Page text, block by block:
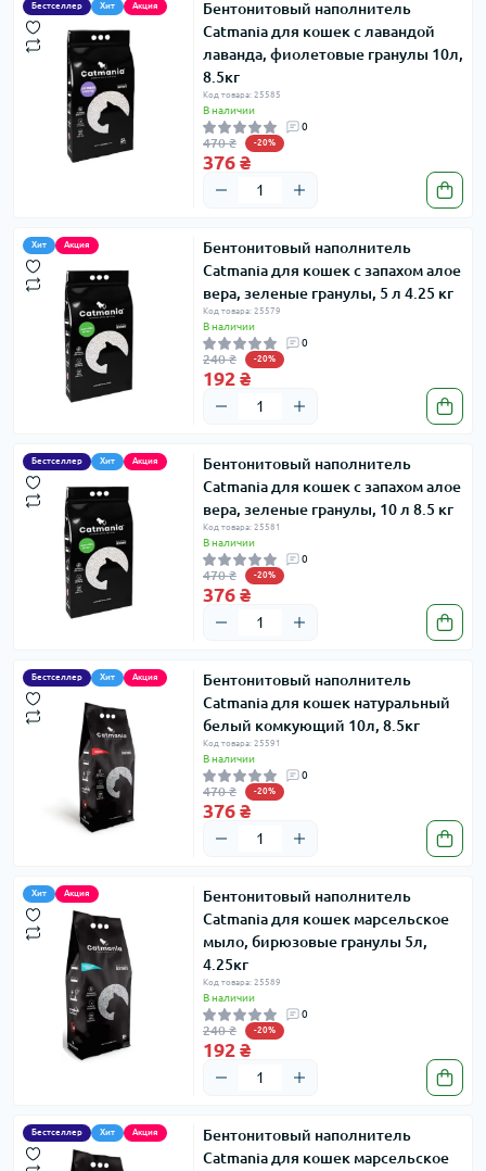
Бестселлер Хит Акция
Бентонитовый наполнитель
Catmania для кошек с лавандой
лаванда, фиолетовые гранулы 10л,
8.5кг
Код товара: 25585
В наличии
0
470 ₴ -20%
376 ₴
Хит Акция
Бентонитовый наполнитель
Catmania для кошек с запахом алое
вера, зеленые гранулы, 5 л 4.25 кг
Код товара: 25579
В наличии
0
240 ₴ -20%
192 ₴
Бестселлер Хит Акция
Бентонитовый наполнитель
Catmania для кошек с запахом алое
вера, зеленые гранулы, 10 л 8.5 кг
Код товара: 25581
В наличии
0
470 ₴ -20%
376 ₴
Бестселлер Хит Акция
Бентонитовый наполнитель
Catmania для кошек натуральный
белый комкующий 10л, 8.5кг
Код товара: 25591
В наличии
0
470 ₴ -20%
376 ₴
Хит Акция
Бентонитовый наполнитель
Catmania для кошек марсельское
мыло, бирюзовые гранулы 5л,
4.25кг
Код товара: 25589
В наличии
0
240 ₴ -20%
192 ₴
Бестселлер Хит Акция
Бентонитовый наполнитель
Catmania для кошек марсельское